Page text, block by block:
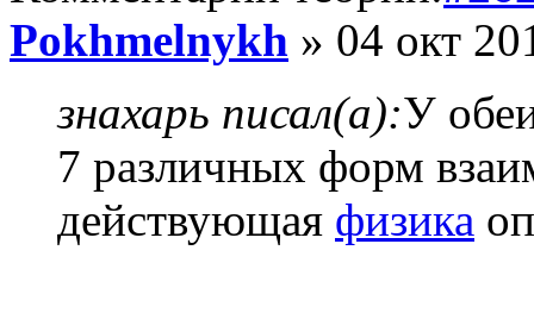
Pokhmelnykh » 04 окт
знахарь писал(а):У
7 различных форм
действующая физика